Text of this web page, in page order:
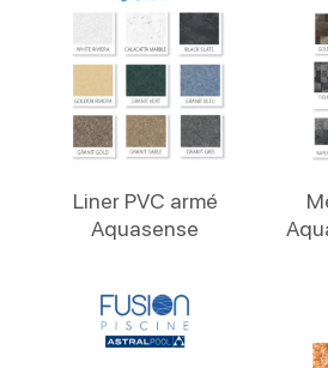
Liner PVC armé
Aquasense